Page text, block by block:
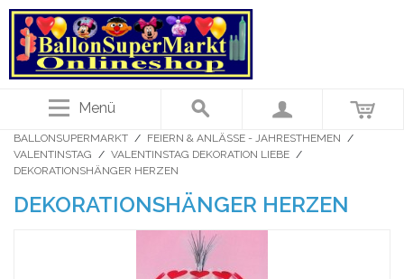
Menü
BALLONSUPERMARKT / FEIERN & ANLÄSSE - JAHRESTHEMEN /
VALENTINSTAG / VALENTINSTAG DEKORATION LIEBE /
DEKORATIONSHÄNGER HERZEN
DEKORATIONSHÄNGER HERZEN